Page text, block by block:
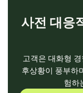
사전 대응
고객은 대화형
후상황이 풍부하
험하